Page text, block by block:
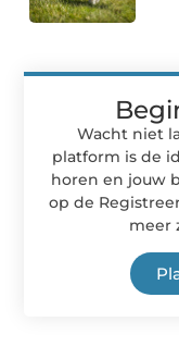
Wacht niet
platform is de
horen en jouw
op de
meer